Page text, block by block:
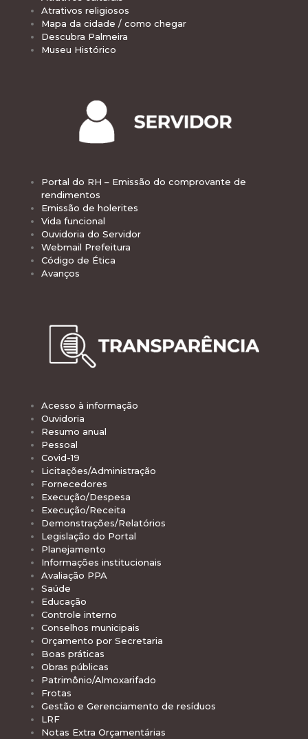
Atrativos religiosos
Mapa da cidade / como chegar
Descubra Palmeira
Museu Histórico
Portal do RH – Emissão do comprovante de
rendimentos
Emissão de holerites
Vida funcional
Ouvidoria do Servidor
Webmail Prefeitura
Código de Ética
Avanços
Acesso à informação
Ouvidoria
Resumo anual
Pessoal
Covid-19
Licitações/Administração
Fornecedores
Execução/Despesa
Execução/Receita
Demonstrações/Relatórios
Legislação do Portal
Planejamento
Informações institucionais
Avaliação PPA
Saúde
Educação
Controle interno
Conselhos municipais
Orçamento por Secretaria
Boas práticas
Obras públicas
Patrimônio/Almoxarifado
Frotas
Gestão e Gerenciamento de resíduos
LRF
Notas Extra Orçamentárias